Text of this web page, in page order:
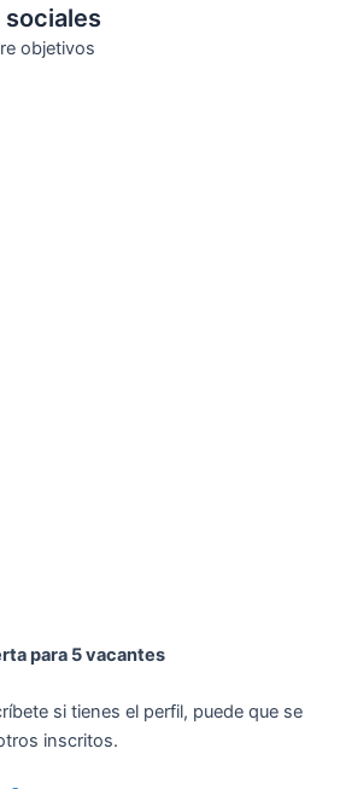
objetivos
para 5 vacantes
si tienes el perfil, puede que se
inscritos.